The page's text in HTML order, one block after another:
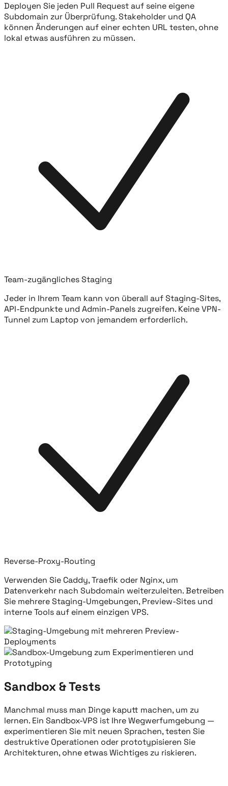
Deployen Sie jeden Pull Request auf seine eigene
Subdomain zur Überprüfung. Stakeholder und QA
können Änderungen auf einer echten URL testen, ohne
lokal etwas ausführen zu müssen.
Team-zugängliches Staging
Jeder in Ihrem Team kann von überall auf Staging-Sites,
API-Endpunkte und Admin-Panels zugreifen. Keine VPN-
Tunnel zum Laptop von jemandem erforderlich.
Reverse-Proxy-Routing
Verwenden Sie Caddy, Traefik oder Nginx, um
Datenverkehr nach Subdomain weiterzuleiten. Betreiben
Sie mehrere Staging-Umgebungen, Preview-Sites und
interne Tools auf einem einzigen VPS.
Sandbox & Tests
Manchmal muss man Dinge kaputt machen, um zu
lernen. Ein Sandbox-VPS ist Ihre Wegwerfumgebung —
experimentieren Sie mit neuen Sprachen, testen Sie
destruktive Operationen oder prototypisieren Sie
Architekturen, ohne etwas Wichtiges zu riskieren.